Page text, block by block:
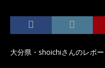
大分県・shoichiさんのレポー